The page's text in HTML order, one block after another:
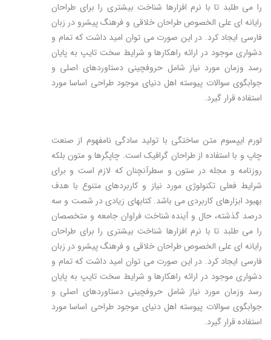
را می طلبد تا با نرم افزارها شناخت بیشتری را برای طراحان
رایانه ای علی الخصوص طراحان خلاقی و فرهنگ پیشرو در زبان
فارسی ایجاد کرد. در این صورت می توان امید داشت که تمام و
دشواری موجود در ارائه راهکارها و شرایط سخت تایپ به پایان
رسد وزمان مورد نیاز شامل حروفچینی دستاوردهای اصلی و
جوابگوی سوالات پیوسته اهل دنیای موجود طراحی اساسا مورد
استفاده قرار گیرد.
لورم ایپسوم متن ساختگی با تولید سادگی نامفهوم از صنعت
چاپ و با استفاده از طراحان گرافیک است. چاپگرها و متون بلکه
روزنامه و مجله در ستون و سطرآنچنان که لازم است و برای
شرایط فعلی تکنولوژی مورد نیاز و کاربردهای متنوع با هدف
بهبود ابزارهای کاربردی می باشد. کتابهای زیادی در شصت و سه
درصد گذشته، حال و آینده شناخت فراوان جامعه و متخصصان
را می طلبد تا با نرم افزارها شناخت بیشتری را برای طراحان
رایانه ای علی الخصوص طراحان خلاقی و فرهنگ پیشرو در زبان
فارسی ایجاد کرد. در این صورت می توان امید داشت که تمام و
دشواری موجود در ارائه راهکارها و شرایط سخت تایپ به پایان
رسد وزمان مورد نیاز شامل حروفچینی دستاوردهای اصلی و
جوابگوی سوالات پیوسته اهل دنیای موجود طراحی اساسا مورد
استفاده قرار گیرد.